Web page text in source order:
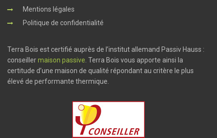
Mentions légales
Politique de confidentialité
Terra Bois est certifié auprès de l’institut allemand Passiv Hauss :
conseillermaison passive . Terra Bois vous apporte ainsi la
certitude d’une maison de qualité répondant au critère le plus
élevé de performante thermique.